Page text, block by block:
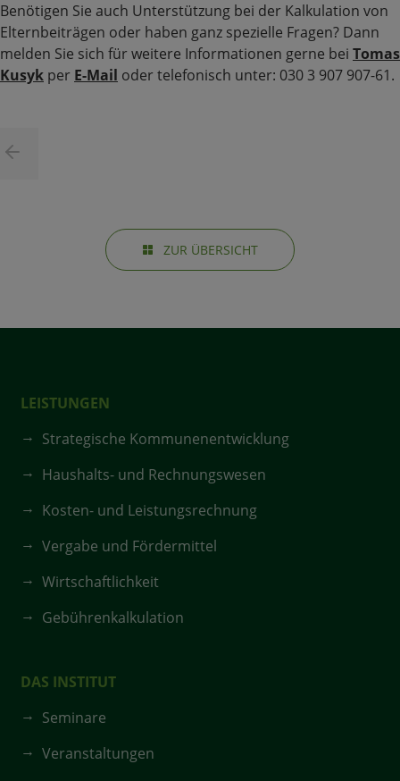
Benötigen Sie auch Unterstützung bei der Kalkulation von
Elternbeiträgen oder haben ganz spezielle Fragen? Dann
melden Sie sich für weitere Informationen gerne bei Tomas
Kusyk per E-Mail oder telefonisch unter: 030 3 907 907-61.
ZUR ÜBERSICHT
LEISTUNGEN
Strategische Kommunenentwicklung
Haushalts- und Rechnungswesen
Kosten- und Leistungsrechnung
Vergabe und Fördermittel
Wirtschaftlichkeit
Gebührenkalkulation
DAS INSTITUT
Seminare
Veranstaltungen